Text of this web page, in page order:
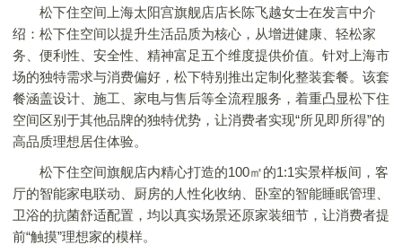
松下住空间上海太阳宫旗舰店店长陈飞越女士在发言中介
绍：松下住空间以提升生活品质为核心，从增进健康、轻松家
务、便利性、安全性、精神富足五个维度提供价值。针对上海市
场的独特需求与消费偏好，松下特别推出定制化整装套餐。该套
餐涵盖设计、施工、家电与售后等全流程服务，着重凸显松下住
空间区别于其他品牌的独特优势，让消费者实现“所见即所得”的
高品质理想居住体验。
松下住空间旗舰店内精心打造的100㎡的1:1实景样板间，客
厅的智能家电联动、厨房的人性化收纳、卧室的智能睡眠管理、
卫浴的抗菌舒适配置，均以真实场景还原家装细节，让消费者提
前“触摸”理想家的模样。